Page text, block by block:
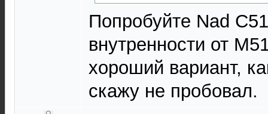
Попробуйте Nad
внутренности от
хороший вариант,
скажу не пробовал.